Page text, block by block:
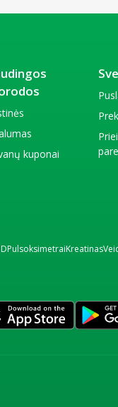
kuponai
PulsoksimetraiKreatinas